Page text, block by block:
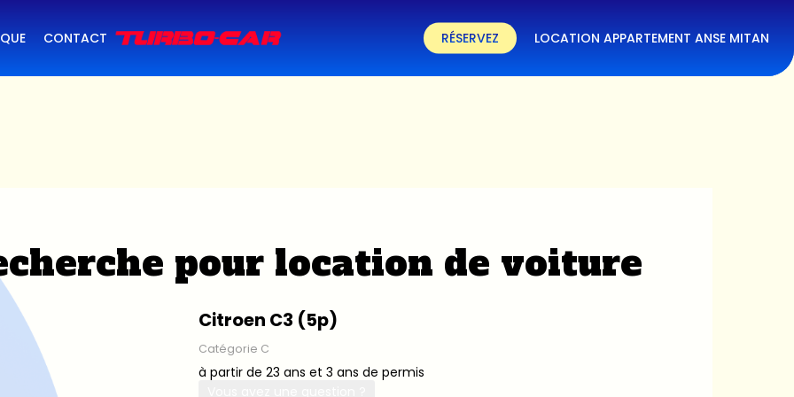
CONTACT RÉSERVEZ LOCATION APPARTEMENT ANSE MITAN
pour location de voiture
Citroen C3 (5p)
Catégorie C
à partir de 23 ans et 3 ans de permis